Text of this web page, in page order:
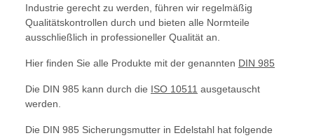
Industrie gerecht zu werden, führen wir regelmäßig
Qualitätskontrollen durch und bieten alle Normteile
ausschließlich in professioneller Qualität an.
Hier finden Sie alle Produkte mit der genannten DIN 985
Die DIN 985 kann durch die ISO 10511 ausgetauscht
werden.
Die DIN 985 Sicherungsmutter in Edelstahl hat folgende